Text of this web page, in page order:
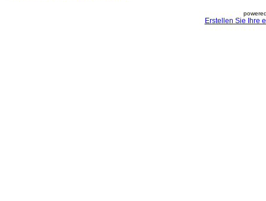
Erstellen Sie Ihre